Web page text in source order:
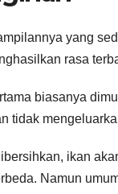
yang
rasa
biasanya
tidak
ikan
Namun